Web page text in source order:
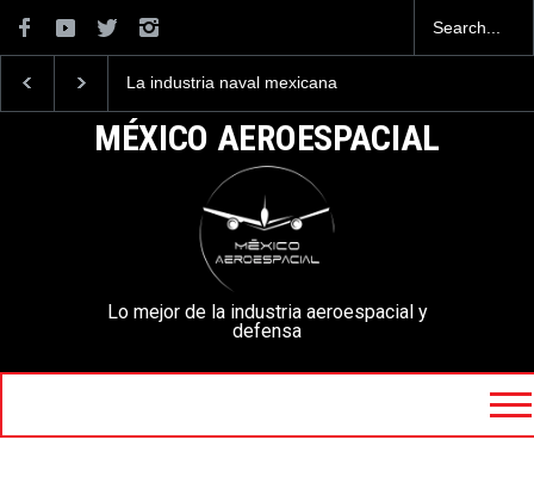
La industria naval mexicana
la Armada de México
mexicanos cuesta 2.9
millones de dólares
MÉXICO AEROESPACIAL
Lo mejor de la industria aeroespacial y
defensa